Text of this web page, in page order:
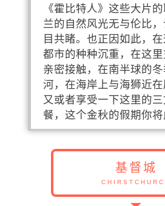
《霍比特人》这些大片
兰的自然风光无与伦比
目共睹。也正因如此，
都市的种种沉重，在这
亲密接触，在南半球的
河，在海岸上与海狮近在
又或者享受一下这里的
餐，这个金秋的假期你将
基督城